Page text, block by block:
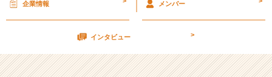
【株
式
企業情報 メンバー
インタビュー >